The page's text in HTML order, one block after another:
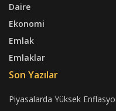
Daire
Ekonomi
Emlak
Emlaklar
Son Yazılar
Piyasalarda Yüksek